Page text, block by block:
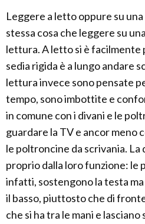
Leggere a letto oppure su
stessa cosa che leggere su
lettura. A letto si è facilmente
sedia rigida è a lungo andare
lettura invece sono pensate
tempo, sono imbottite e
in comune con i divani e le
guardare la TV e ancor meno
le poltroncine da scrivania.
proprio dalla loro funzione: le
infatti, sostengono la testa
il basso, piuttosto che di
che si ha tra le mani e